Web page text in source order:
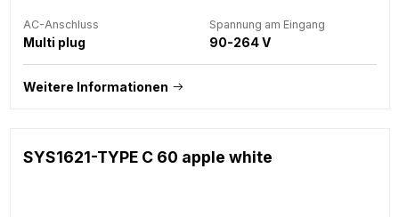
AC-Anschluss
Multi plug
Spannung am Eingang
90-264 V
Weitere Informationen
SYS1621-TYPE C 60 apple white